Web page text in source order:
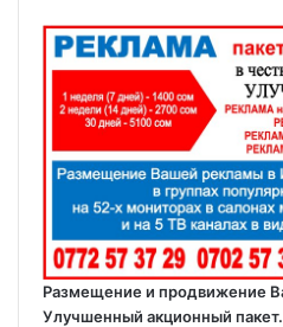
Размещение и продвижение
Улучшенный акционный пакет.